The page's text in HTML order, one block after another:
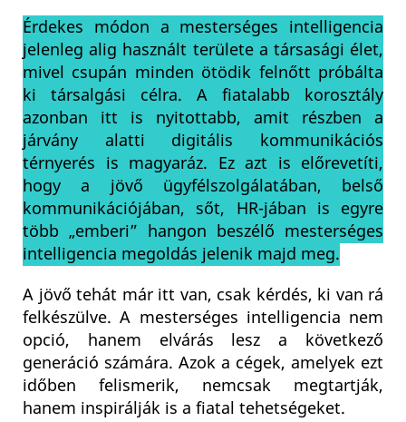
Érdekes módon a mesterséges intelligencia
jelenleg alig használt területe a társasági élet,
mivel csupán minden ötödik felnőtt próbálta
ki társalgási célra. A fiatalabb korosztály
azonban itt is nyitottabb, amit részben a
járvány alatti digitális kommunikációs
térnyerés is magyaráz. Ez azt is előrevetíti,
hogy a jövő ügyfélszolgálatában, belső
kommunikációjában, sőt, HR-jában is egyre
több „emberi” hangon beszélő mesterséges
intelligencia megoldás jelenik majd meg.
A jövő tehát már itt van, csak kérdés, ki van rá
felkészülve. A mesterséges intelligencia nem
opció, hanem elvárás lesz a következő
generáció számára. Azok a cégek, amelyek ezt
időben felismerik, nemcsak megtartják,
hanem inspirálják is a fiatal tehetségeket.